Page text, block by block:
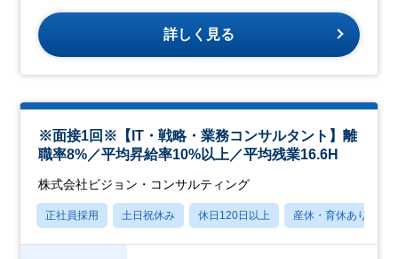
詳しく見る
※面接1回※【IT・戦略・業務コンサルタント】離
職率8%／平均昇給率10%以上／平均残業16.6H
株式会社ビジョン・コンサルティング
正社員採用 土日祝休み 休日120日以上 産休・育休あり